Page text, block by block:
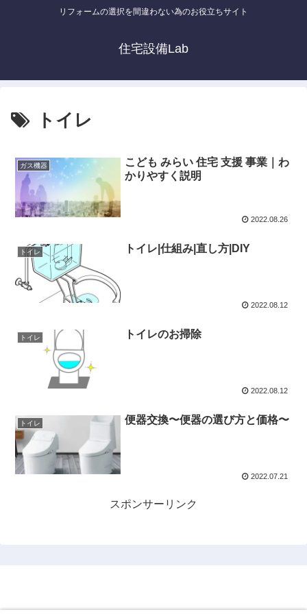
リフォームの選択を間違わない為のお役立ちサイト
住宅設備Lab
トイレ
ガス機器
こども みらい 住宅 支援 事業｜わ
かりやすく説明
2022.08.26
トイレ トイレ|仕組み|直し方|DIY
2022.08.12
トイレ トイレのお掃除
2022.08.12
トイレ 便器交換〜便器の選び方と価格〜
2022.07.21
スポンサーリンク